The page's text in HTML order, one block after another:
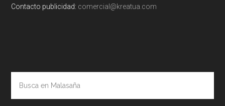
Contacto publicidad: comercial@kreatua.com
Malasaña